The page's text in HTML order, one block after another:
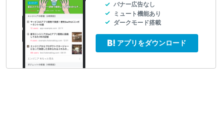
バナー広告なし
ミュート機能あり
ダークモード搭載
アプリをダウンロード